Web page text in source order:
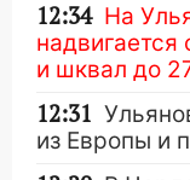
12:34 На
и шквал до
12:31
из Европы и